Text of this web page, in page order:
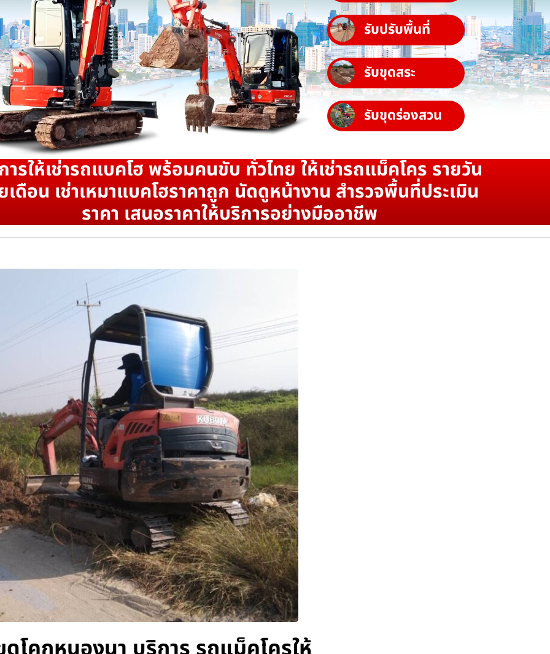
รับปรับพื้นที่
รับขุดสระ
รับขุดร่องสวน
ารให้เช่ารถแบคโฮ พร้อมคนขับ ทั่วไทย ให้เช่ารถแม็คโคร รายวัน
เดือน เช่าเหมาแบคโฮราคาถูก นัดดูหน้างาน สำรวจพื้นที่ประเมิน
ราคา เสนอราคาให้บริการอย่างมืออาชีพ